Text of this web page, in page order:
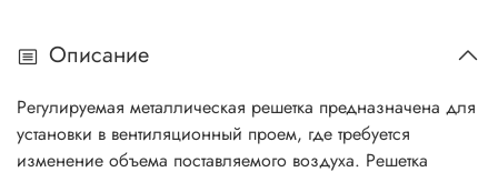
Описание
Регулируемая металлическая решетка предназначена для
установки в вентиляционный проем, где требуется
изменение объема поставляемого воздуха. Решетка